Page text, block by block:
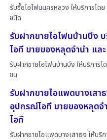
รับซื้อไอโฟนนครหลวง ให้บริการโด
ชนิด
รับฝากขายไอโฟนบ้านบึง
ไอที ขายของหลุดจำนำ แ
รับฝากขายไอโฟนบ้านบึง ให้บริการ
ชน
รับฝากขายไอแพดบางเสา
อุปกรณ์ไอที ขายของหลุด
ไอที
รับฝากขายไอแพดบางเสาธง ให้บริ